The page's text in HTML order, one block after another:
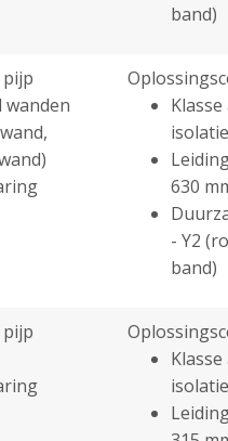
band)
wanden
630
- Y2
band)